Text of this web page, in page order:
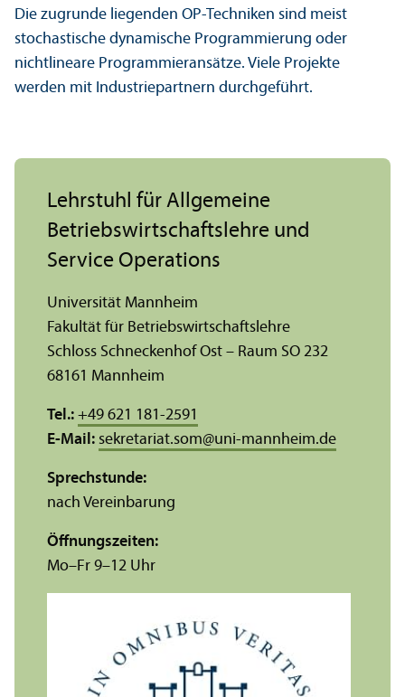
Die zugrunde liegenden OP-Techniken sind meist
stochastische dynamische Programmierung oder
nichtlineare Programmieransätze. Viele Projekte
werden mit Industrie­partnern durchgeführt.
Lehr­stuhl für Allgemeine
Betriebs­wirtschafts­lehre und
Service Operations
Universität Mannheim
Fakultät für Betriebs­wirtschafts­lehre
Schloss Schneckenhof Ost – Raum SO 232
68161 Mannheim
Tel.: +49 621 181-2591
E-Mail: sekretariat.som@uni-mannheim.de
Sprechstunde:
nach Vereinbarung
Öffnungs­zeiten:
Mo–Fr 9–12 Uhr